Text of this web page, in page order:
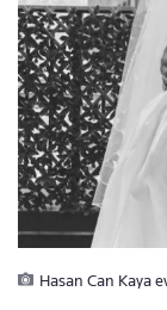
Hasan Can Kaya